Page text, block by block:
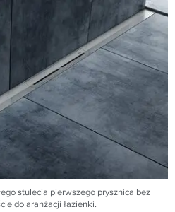
stulecia pierwszego prysznica bez
do aranżacji łazienki.